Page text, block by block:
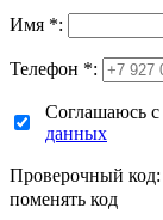
Имя *:
Телефон *:
Соглашаюсь с
данных
Проверочный код:
поменять код